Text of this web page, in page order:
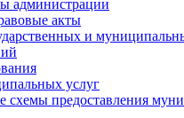
администрации
акты
и
услуг
схемы предоставления